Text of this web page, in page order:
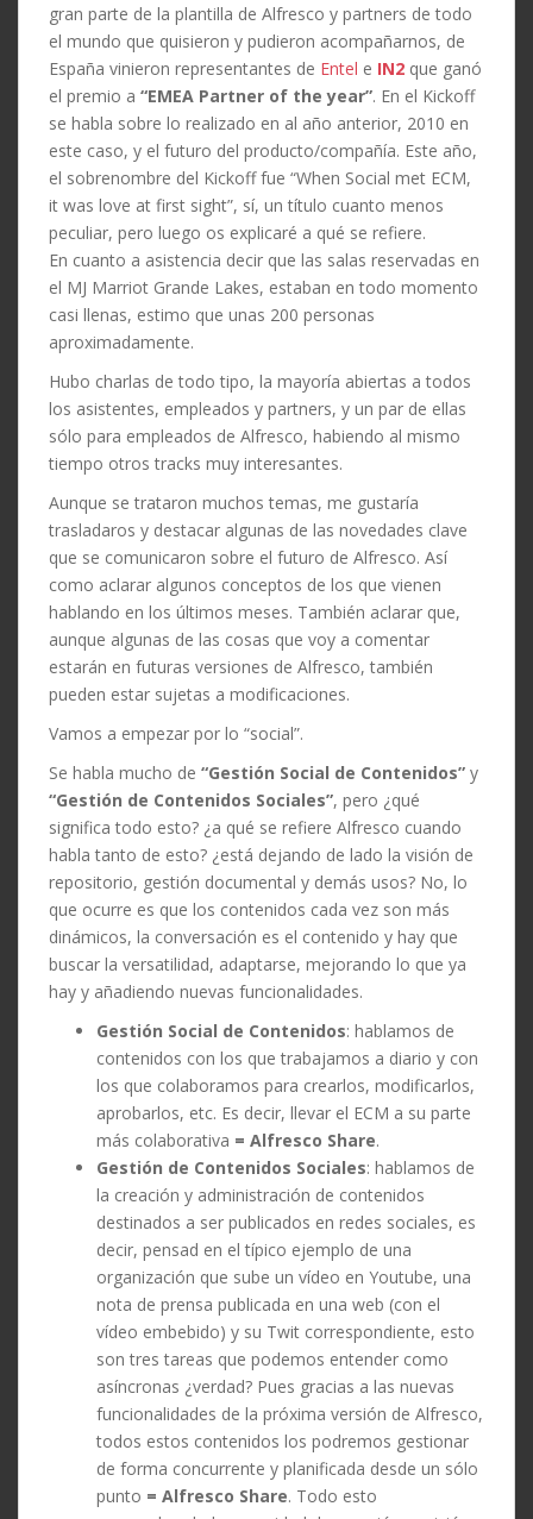
gran parte de la plantilla de Alfresco y partners de todo
el mundo que quisieron y pudieron acompañarnos, de
España vinieron representantes de Entel e IN2 que ganó
el premio a “EMEA Partner of the year”. En el Kickoff
se habla sobre lo realizado en al año anterior, 2010 en
este caso, y el futuro del producto/compañía. Este año,
el sobrenombre del Kickoff fue “When Social met ECM,
it was love at first sight”, sí, un título cuanto menos
peculiar, pero luego os explicaré a qué se refiere.
En cuanto a asistencia decir que las salas reservadas en
el MJ Marriot Grande Lakes, estaban en todo momento
casi llenas, estimo que unas 200 personas
aproximadamente.
Hubo charlas de todo tipo, la mayoría abiertas a todos
los asistentes, empleados y partners, y un par de ellas
sólo para empleados de Alfresco, habiendo al mismo
tiempo otros tracks muy interesantes.
Aunque se trataron muchos temas, me gustaría
trasladaros y destacar algunas de las novedades clave
que se comunicaron sobre el futuro de Alfresco. Así
como aclarar algunos conceptos de los que vienen
hablando en los últimos meses. También aclarar que,
aunque algunas de las cosas que voy a comentar
estarán en futuras versiones de Alfresco, también
pueden estar sujetas a modificaciones.
Vamos a empezar por lo “social”.
Se habla mucho de “Gestión Social de Contenidos” y
“Gestión de Contenidos Sociales”, pero ¿qué
significa todo esto? ¿a qué se refiere Alfresco cuando
habla tanto de esto? ¿está dejando de lado la visión de
repositorio, gestión documental y demás usos? No, lo
que ocurre es que los contenidos cada vez son más
dinámicos, la conversación es el contenido y hay que
buscar la versatilidad, adaptarse, mejorando lo que ya
hay y añadiendo nuevas funcionalidades.
Gestión Social de Contenidos: hablamos de
contenidos con los que trabajamos a diario y con
los que colaboramos para crearlos, modificarlos,
aprobarlos, etc. Es decir, llevar el ECM a su parte
más colaborativa = Alfresco Share.
Gestión de Contenidos Sociales: hablamos de
la creación y administración de contenidos
destinados a ser publicados en redes sociales, es
decir, pensad en el típico ejemplo de una
organización que sube un vídeo en Youtube, una
nota de prensa publicada en una web (con el
vídeo embebido) y su Twit correspondiente, esto
son tres tareas que podemos entender como
asíncronas ¿verdad? Pues gracias a las nuevas
funcionalidades de la próxima versión de Alfresco,
todos estos contenidos los podremos gestionar
de forma concurrente y planificada desde un sólo
punto = Alfresco Share. Todo esto